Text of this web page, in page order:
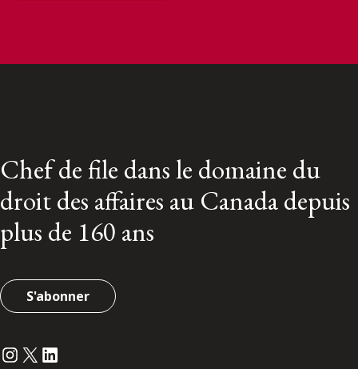
Chef de file dans le domaine du
droit des affaires au Canada depuis
plus de 160 ans
S'abonner
Instagram
Twitter
LinkedIn